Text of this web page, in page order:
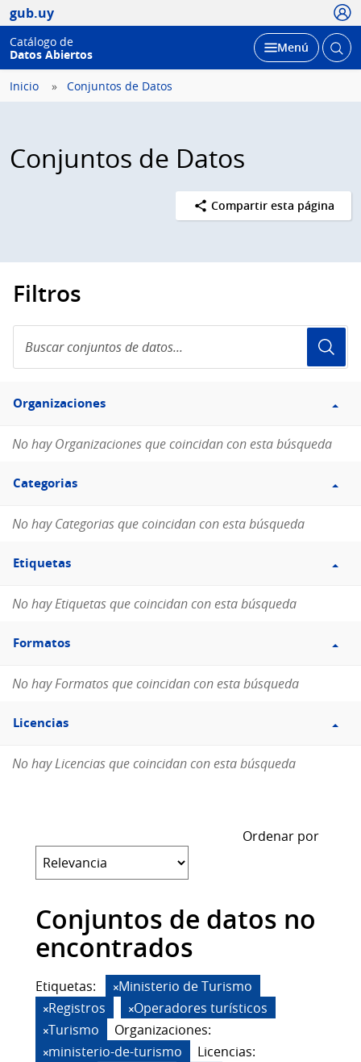
gub.uy
Catálogo de
Datos Abiertos
Desplegar
Menú Abrir
Inicio Conjuntos de Datos
Conjuntos de Datos
Compartir esta página
Filtros
conjuntos
de
Filtro
Organizaciones
Organizaciones
No hay Organizaciones que coincidan con esta búsqueda
Filtro
Categorias
Categorias
No hay Categorias que coincidan con esta búsqueda
Filtro
Etiquetas
Etiquetas
No hay Etiquetas que coincidan con esta búsqueda
Filtro
Formatos
Formatos
No hay Formatos que coincidan con esta búsqueda
Filtro
Licencias
Licencias
No hay Licencias que coincidan con esta búsqueda
Ordenar por
Conjuntos de datos no
encontrados
Etiquetas:
Ministerio de Turismo
Registros
Operadores turísticos
Turismo
Organizaciones:
ministerio-de-turismo
Licencias: